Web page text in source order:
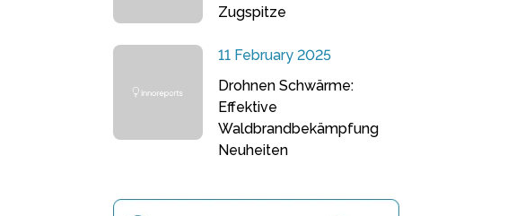
Zugspitze
11 February 2025
Drohnen Schwärme:
Effektive
Waldbrandbekämpfung
Neuheiten